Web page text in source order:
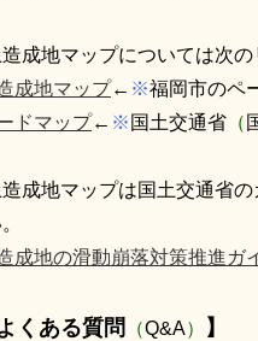
成地マップについては次の
成地マップ← ※福岡市のペ
ドマップ← ※ 国土交通省 （
成地マップは国土交通省
成地の滑動崩落対策推進ガ
くある質問 （Q&A） 】